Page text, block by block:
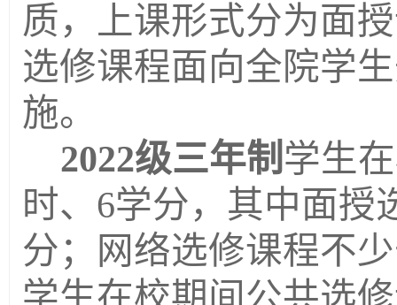
质，上课形式分为面
选修课程面向全院学
施。
2022级三年制学生
时、6学分，其中面授
分；网络选修课程不